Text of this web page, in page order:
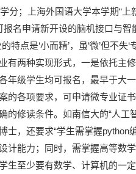
分；上海外国语大学本学期“
报名申请新开设的脑机接口与
特点是‘小而精’，虽‘微’但不
有两种实现形式，一是依托主
年级学生均可报名，最早于大
的各项要求，可申请微专业证
的修读条件。如南信大的“人
士，还要求“学生需掌握
计能力；同时，需掌握高等数
生至少要有数学、计算机的一